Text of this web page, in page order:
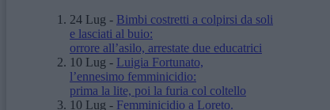
24 Lug - Bimbi costretti a colpirsi da soli
e lasciati al buio:
orrore all’asilo, arrestate due educatrici
10 Lug - Luigia Fortunato,
l’ennesimo femminicidio:
prima la lite, poi la furia col coltello
10 Lug - Femminicidio a Loreto.